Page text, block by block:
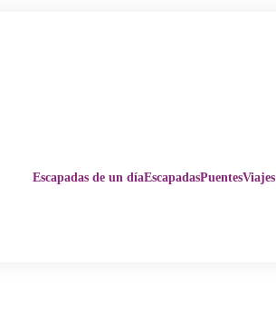
Escapadas de un díaEscapadasPuentes